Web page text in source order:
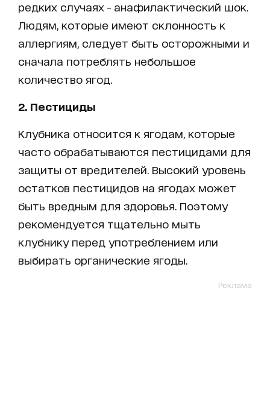
редких случаях - анафилактический шок.
Людям, которые имеют склонность к
аллергиям, следует быть осторожными и
сначала потреблять небольшое
количество ягод.
2. Пестициды
Клубника относится к ягодам, которые
часто обрабатываются пестицидами для
защиты от вредителей. Высокий уровень
остатков пестицидов на ягодах может
быть вредным для здоровья. Поэтому
рекомендуется тщательно мыть
клубнику перед употреблением или
выбирать органические ягоды.
Реклама